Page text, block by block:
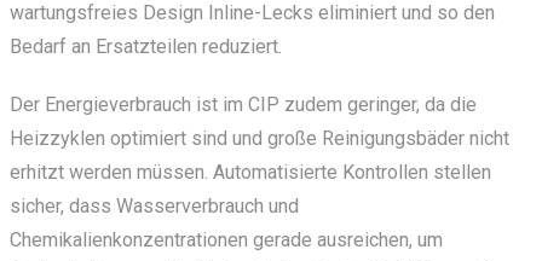
wartungsfreies Design Inline-Lecks eliminiert und so den
Bedarf an Ersatzteilen reduziert.
Der Energieverbrauch ist im CIP zudem geringer, da die
Heizzyklen optimiert sind und große Reinigungsbäder nicht
erhitzt werden müssen. Automatisierte Kontrollen stellen
sicher, dass Wasserverbrauch und
Chemikalienkonzentrationen gerade ausreichen, um